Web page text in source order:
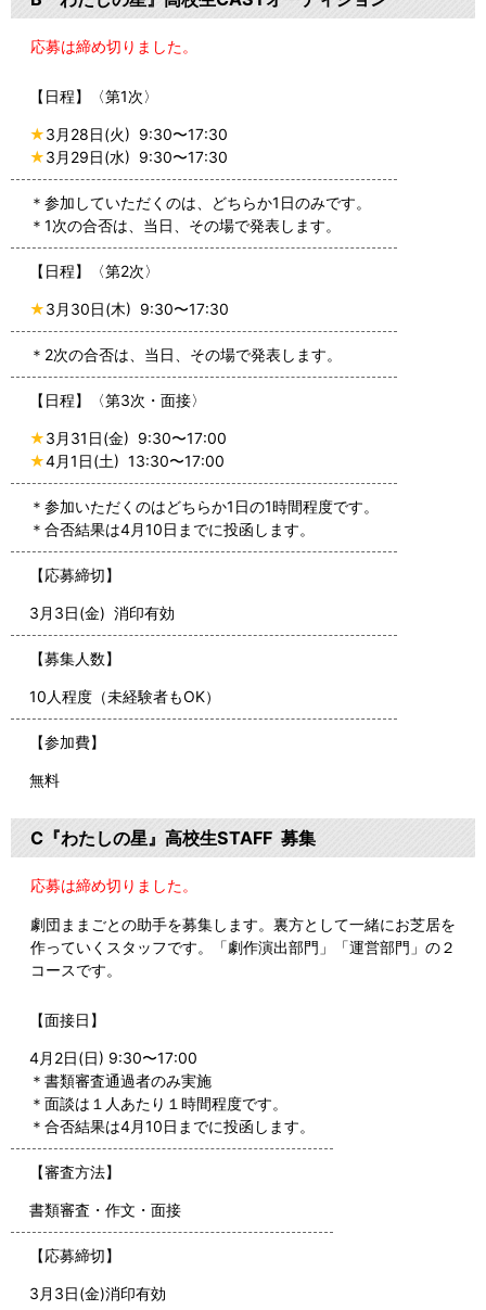
応募は締め切りました。
【日程】〈第1次〉
★3月28日(火) 9:30〜17:30
★3月29日(水) 9:30〜17:30
＊参加していただくのは、どちらか1日のみです。
＊1次の合否は、当日、その場で発表します。
【日程】〈第2次〉
★3月30日(木) 9:30〜17:30
＊2次の合否は、当日、その場で発表します。
【日程】〈第3次・面接〉
★3月31日(金) 9:30〜17:00
★4月1日(土) 13:30〜17:00
＊参加いただくのはどちらか1日の1時間程度です。
＊合否結果は4月10日までに投函します。
【応募締切】
3月3日(金) 消印有効
【募集人数】
10人程度（未経験者もOK）
【参加費】
無料
C『わたしの星』高校生STAFF 募集
応募は締め切りました。
劇団ままごとの助手を募集します。裏方として一緒にお芝居を
作っていくスタッフです。「劇作演出部門」「運営部門」の２
コースです。
【面接日】
4月2日(日) 9:30〜17:00
＊書類審査通過者のみ実施
＊面談は１人あたり１時間程度です。
＊合否結果は4月10日までに投函します。
【審査方法】
書類審査・作文・面接
【応募締切】
3月3日(金)消印有効